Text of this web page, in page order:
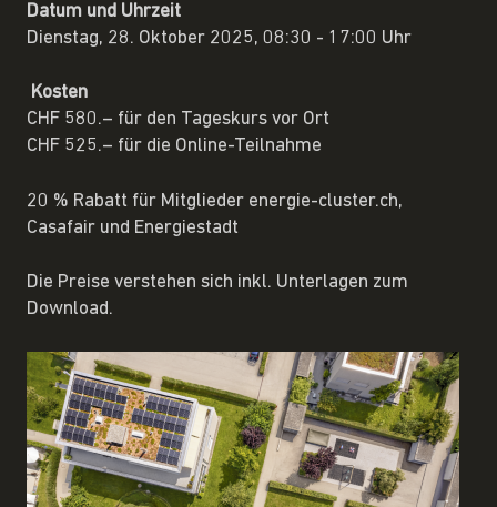
Datum und Uhrzeit
Dienstag, 28. Oktober 2025, 08:30 - 17:00 Uhr
Kosten
CHF 580.– für den Tageskurs vor Ort
CHF 525.– für die Online-Teilnahme
20 % Rabatt für Mitglieder energie-cluster.ch,
Casafair und Energiestadt
Die Preise verstehen sich inkl. Unterlagen zum
Download.